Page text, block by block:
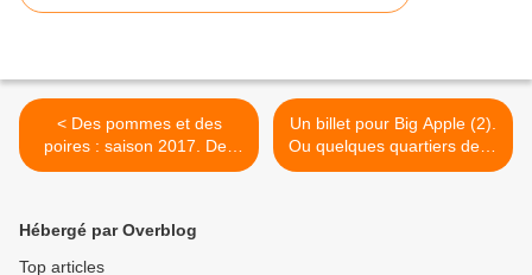
< Des pommes et des
poires : saison 2017. Des
gros pépins, de la couleur,
Un billet pour Big Apple (2).
Ou quelques quartiers de la
grosse pomme. >
Hébergé par Overblog
Top articles